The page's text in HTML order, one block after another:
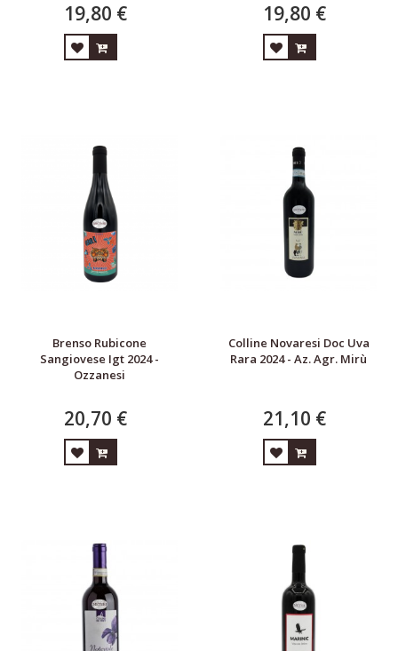
19,80 € 19,80 €
Brenso Rubicone
Sangiovese Igt 2024 -
Ozzanesi
20,70 €
Colline Novaresi Doc Uva
Rara 2024 - Az. Agr. Mirù
21,10 €